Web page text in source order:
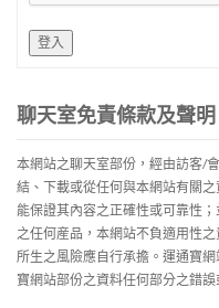
登入
聊天室免責條款及聲明
本網站之聊天室部份，經由訪客/
結、下載或從任何與本網站有關
能保證其內容之正確性或可靠性
之任何産品，本網站不負適用性
所生之風險應自行承擔。運通寶
寶網站部份之資料任何部分之錯誤